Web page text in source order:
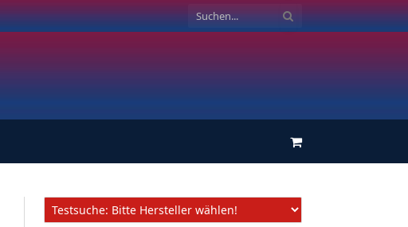
Einkaufswagen